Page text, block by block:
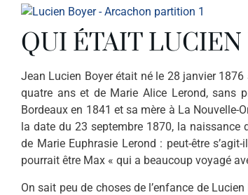
QUI ÉTAIT LUCIEN
Jean Lucien Boyer était né le 28 janvier
qua­tre ans et de Marie Alice Lerond, sans
Bordeaux en 1841 et sa mère à La Nouvelle-
la date du 23 septembre 1870, la
de Marie Euphrasie Lerond : peut-être
pourrait être Max « qui a beaucoup voyagé
On sait peu de choses de l’enfance de